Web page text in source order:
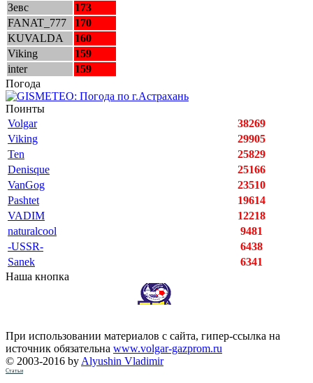
Зевс
173
FANAT_777
170
KUVALDA
160
Viking
159
inter
159
Погода
Поинты
Volgar
38269
Viking
29905
Ten
25829
Denisque
25166
VanGog
23510
Pashtet
19614
VADIM
12218
naturalcool
9481
-USSR-
6438
Sanek
6341
Наша кнопка
При использовании материалов с сайта, гипер-ссылка на
источник обязательна www.volgar-gazprom.ru
© 2003-2016 by Alyushin Vladimir
Статьи